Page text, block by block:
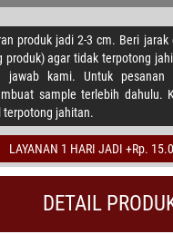
produk jadi 2-3 cm. Beri
produk) agar tidak terpotong
jawab kami. Untuk pesanan
sample terlebih dahulu.
terpotong jahitan.
LAYANAN 1 HARI JADI +Rp.
DETAIL